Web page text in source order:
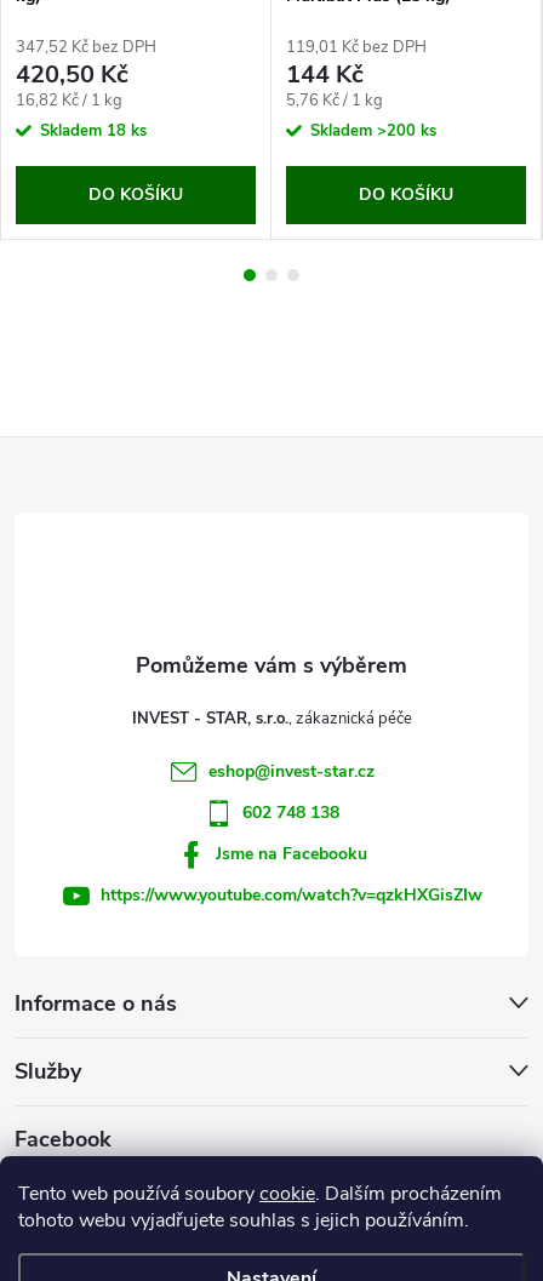
Tento web používá souborycookie. Dalším procházením
tohoto webu vyjadřujete souhlas s jejich používáním.
347,52 Kč bez DPH
420,50 Kč
Měrná
cena:
16,82 Kč / 1 kg
Skladem 18 ks
DO KOŠÍKU
119,01 Kč bez DPH
144 Kč
Měrná
cena:
5,76 Kč / 1 kg
Skladem >200 ks
DO KOŠÍKU
Informace o nás
Služby
Facebook
INVEST - STAR, s.r.o.
eshop@invest-star.cz
602 748 138
Jsme na Facebooku
https://www.youtube.com/watch?v=qzkHXGisZIw